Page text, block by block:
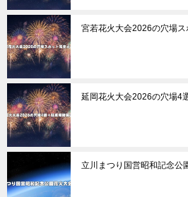
宮若花火大会2026の穴場
延岡花火大会2026の穴場4
立川まつり国営昭和記念公